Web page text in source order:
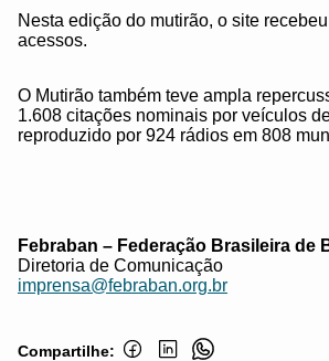
Nesta edição do mutirão, o site
acessos.
O Mutirão também teve ampla
1.608 citações nominais por veículos
reproduzido por 924 rádios em 808
Febraban – Federação Brasileira de
Diretoria de Comunicação
imprensa@febraban.org.br
Compartilhe: